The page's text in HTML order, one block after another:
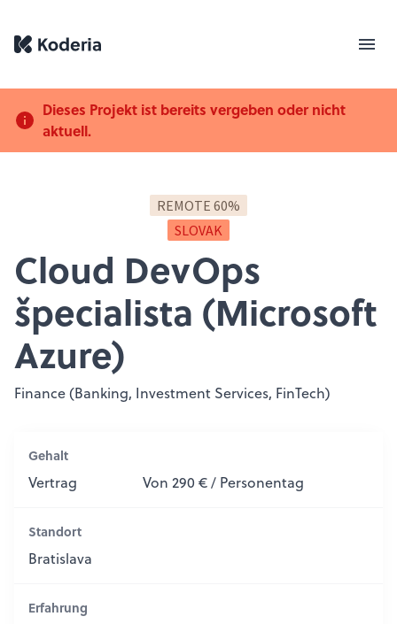
Dieses Projekt ist bereits vergeben oder nicht
aktuell.
REMOTE 60%
SLOVAK
Cloud DevOps
špecialista (Microsoft
Azure)
Finance (Banking, Investment Services, FinTech)
Gehalt
Vertrag Von 290 € / Personentag
Standort
Bratislava
Erfahrung